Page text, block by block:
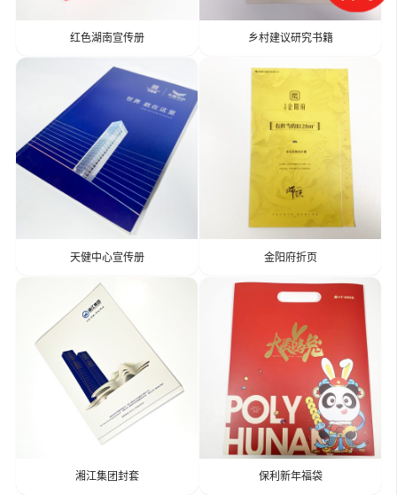
红色湖南宣传册 乡村建议研究书籍
天健中心宣传册 金阳府折页
湘江集团封套 保利新年福袋